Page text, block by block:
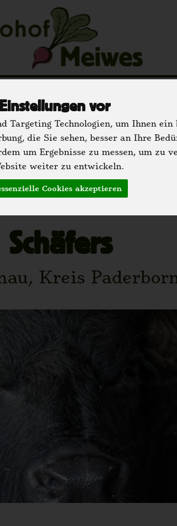
vor
Targeting Technologien, um Ihnen ein
die Sie sehen, besser an Ihre
um Ergebnisse zu messen, um zu
weiter zu entwickeln.
Cookies akzeptieren
Partner Einkaufen
Bioland
Schäfers
Kreis